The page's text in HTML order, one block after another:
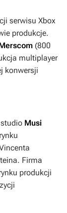
serwisu Xbox
produkcje.
(800
multiplayer
konwersji
Musi
Firma
produkcji